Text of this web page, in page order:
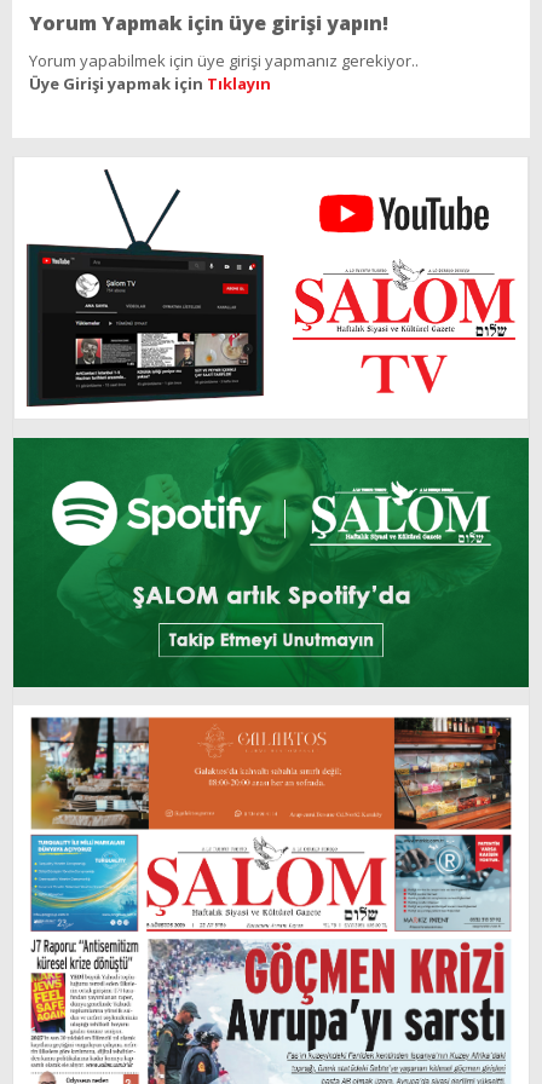
Yorum Yapmak için üye girişi yapın!
Yorum yapabilmek için üye girişi yapmanız gerekiyor..
Üye Girişi yapmak için Tıklayın